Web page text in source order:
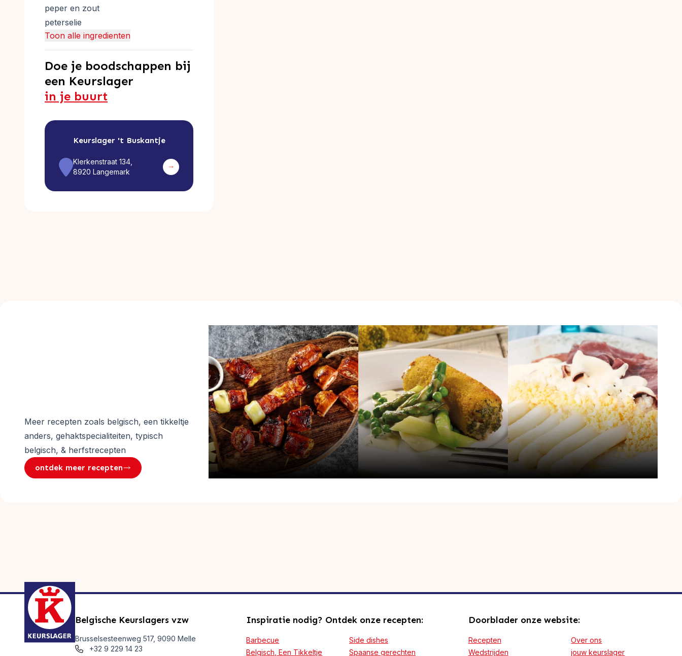
peper en zout
peterselie
Toon alle ingredienten
Doe je boodschappen bij
een Keurslager
in je buurt
Keurslager 't Buskantje
Klerkenstraat 134,
8920 Langemark
Meer recepten zoals belgisch, een tikkeltje
anders, gehaktspecialiteiten, typisch
belgisch, & herfstrecepten
ontdek meer recepten
Belgische Keurslagers vzw
Brusselsesteenweg 517, 9090 Melle
+32 9 229 14 23
Inspiratie nodig? Ontdek onze recepten:
Barbecue
Belgisch, Een Tikkeltje
Side dishes
Spaanse gerechten
Doorblader onze website:
Recepten
Wedstrijden
Over ons
jouw keurslager